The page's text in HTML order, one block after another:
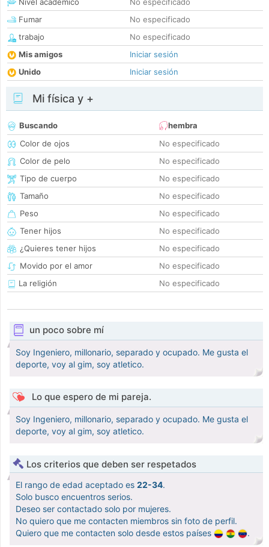
Fumar
No especificado
trabajo
No especificado
Mis amigos
Iniciar sesión
Unido
Iniciar sesión
Mi física y +
Buscando
hembra
Color de ojos
No especificado
Color de pelo
No especificado
Tipo de cuerpo
No especificado
Tamaño
No especificado
Peso
No especificado
Tener hijos
No especificado
¿Quieres tener hijos
No especificado
Movido por el amor
No especificado
La religión
No especificado
un poco sobre mí
Soy Ingeniero, millonario, separado y ocupado. Me gusta el
deporte, voy al gim, soy atletico.
Lo que espero de mi pareja.
Soy Ingeniero, millonario, separado y ocupado. Me gusta el
deporte, voy al gim, soy atletico.
Los criterios que deben ser respetados
El rango de edad aceptado es 22-34.
Solo busco encuentros serios.
Deseo ser contactado solo por mujeres.
No quiero que me contacten miembros sin foto de perfil.
Quiero que me contacten solo desde estos países
.